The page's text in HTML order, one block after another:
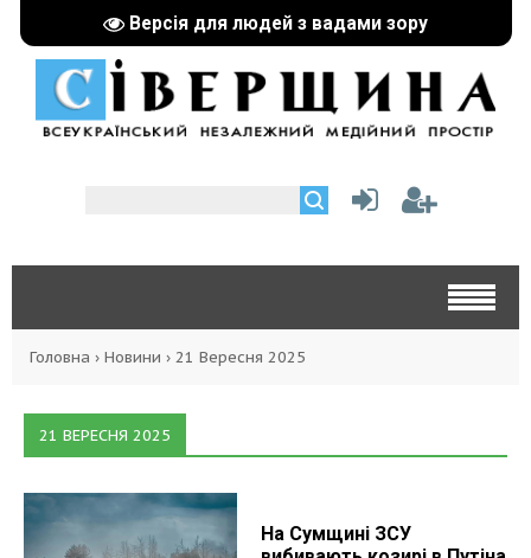
Версія для людей з вадами зору
Головна › Новини › 21 Вересня 2025
21 ВЕРЕСНЯ 2025
На Сумщині ЗСУ